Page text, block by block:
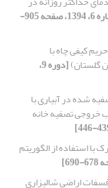
[دوره 9، شماره 6، 1394، صفحه 905-
کیفی چاه با
گلستان) [دوره 9،
شده در آبیاری با
خروجی تصفیه خانه
استفاده از الگوریتم
اراضی شالیزاری